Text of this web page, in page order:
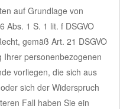
auf Grundlage von
Abs. 1 S. 1 lit. f DSGVO
gemäß Art. 21 DSGVO
Ihrer personenbezogenen
vorliegen, die sich aus
sich der Widerspruch
Fall haben Sie ein